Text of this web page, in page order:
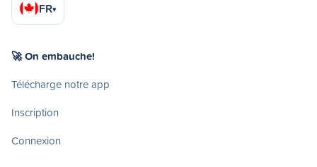
FR▾
🚀 On embauche!
Télécharge notre app
Inscription
Connexion